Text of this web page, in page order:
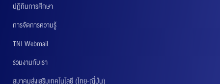
ปฏิทินการศึกษา
การจัดการความรู้
TNI Webmail
ร่วมงานกับเรา
สมาคมส่งเสริมเทคโนโลยี (ไทย-ญี่ปุ่น)